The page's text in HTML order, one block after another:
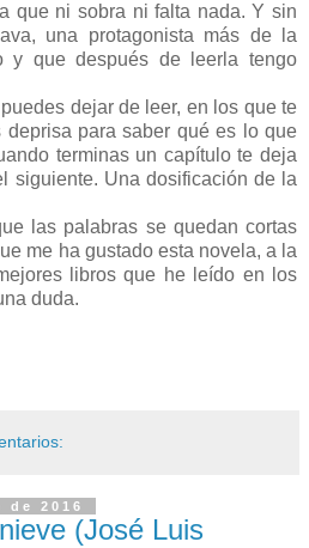
que ni sobra ni falta nada. Y sin
una protagonista más de la
y que después de leerla tengo
dejar de leer, en los que te
para saber qué es lo que
terminas un capítulo te deja
siguiente. Una dosificación de la
las palabras se quedan cortas
me ha gustado esta novela, a la
libros que he leído en los
duda.
2016
(José Luis